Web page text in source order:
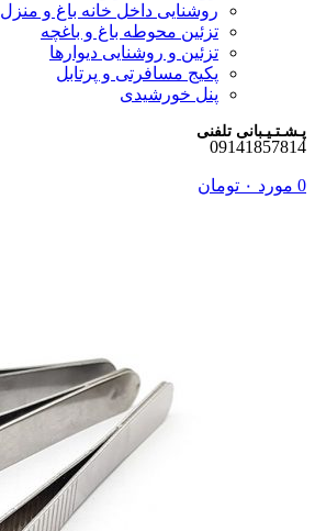
روشنایی داخل خانه باغ و منزل
تزئین محوطه باغ و باغچه
تزئین و روشنایی دیوارها
پکیج مسافرتی و پرتابل
پنل خورشیدی
پـشـتـیـبانی تلفنی
09141857814
0 مورد ۰ تومان